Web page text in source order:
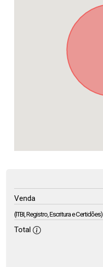
Venda
(ITBI, Registro, Escritura e Certidões)
Total